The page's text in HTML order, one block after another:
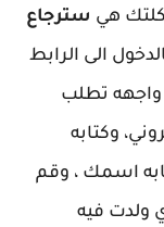
هي سترجاع
الى الرابط
واجهه تطلب
وكتابه
اسمك ، وقم
ولدت فيه